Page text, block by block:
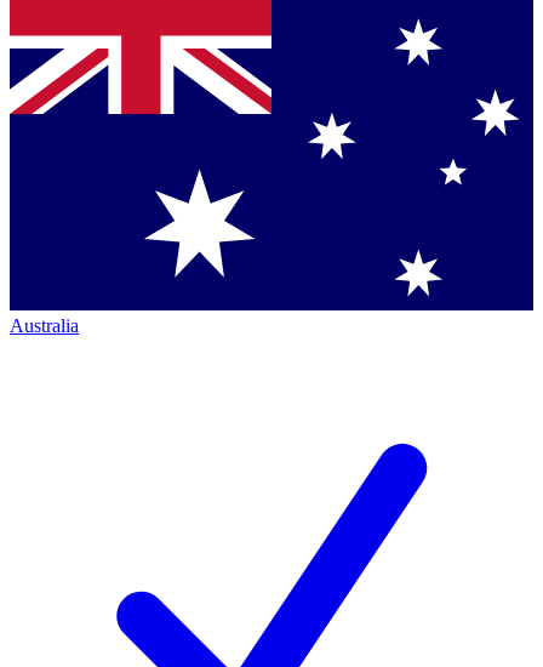
Australia